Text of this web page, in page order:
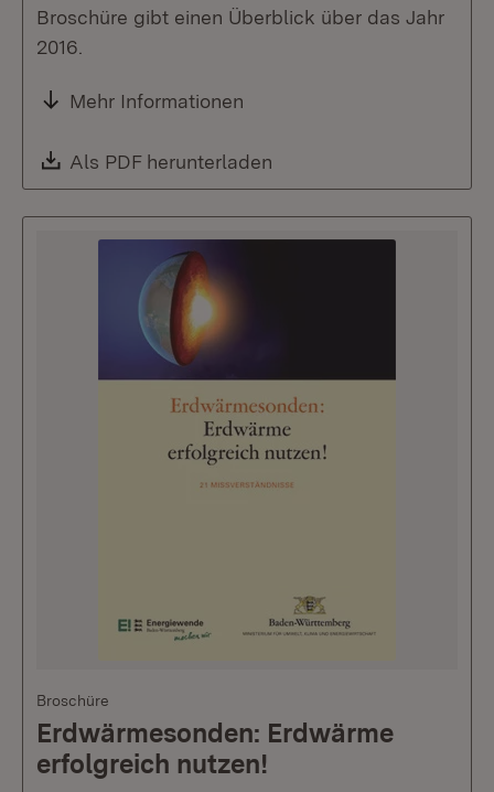
Broschüre gibt einen Überblick über das Jahr
2016.
Mehr Informationen
Download:
Als PDF herunterladen
Broschüre
Erdwärmesonden: Erdwärme
erfolgreich nutzen!